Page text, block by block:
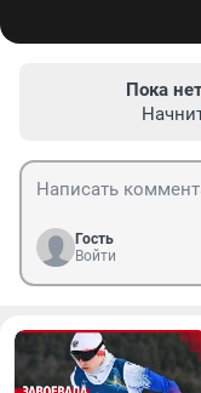
Пока
Гость
Войти